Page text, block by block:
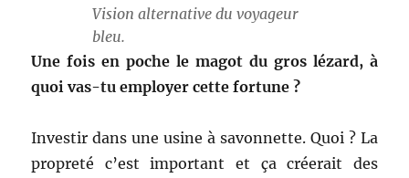
Vision alternative du voyageur
bleu.
Une fois en poche le magot du gros lézard, à
quoi vas-tu employer cette fortune ?
Investir dans une usine à savonnette. Quoi ? La
propreté c’est important et ça créerait des